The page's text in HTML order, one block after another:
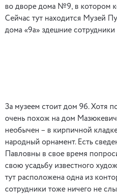
во дворе дома №9, в котором
Сейчас тут находится Музей
дома «9а» здешние сотрудники
За музеем стоит дом 9б. Хотя
очень похож на дом
необычен – в кирпичной
народный орнамент. Есть
Павловны в свое время
свою усадьбу известного
тут расположена одна из
сотрудники тоже ничего не